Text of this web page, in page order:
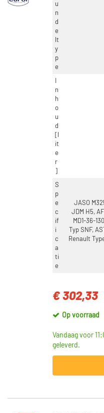
u
n
d
e
lt
y
p
e
n
h
o
u
d
it
e
r
S
p
e
c
if
i
c
a
ti
e
JASO
JDM H5,
MD1-36-
Typ SNF,
Renault
€ 302,33
Op voorraad
Vandaag voor
geleverd.